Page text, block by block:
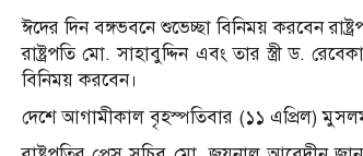
ঈদের দিন বঙ্গভবনে শুভেচ্ছা বিনিময় করবেন
রাষ্ট্রপতি মো. সাহাবুদ্দিন এবং তার স্ত্রী ড.
বিনিময় করবেন।
দেশে আগামীকাল বৃহস্পতিবার (১১ এপ্রিল)